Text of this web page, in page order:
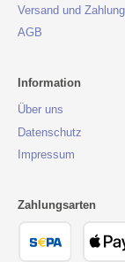
Versand und
AGB
Information
Über uns
Datenschutz
Impressum
Zahlungsarten